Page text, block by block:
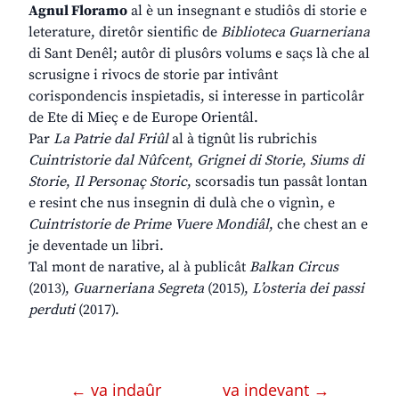
Agnul Floramo al è un insegnant e studiôs di storie e
leterature, diretôr sientific de Biblioteca Guarneriana
di Sant Denêl; autôr di plusôrs volums e saçs là che al
scrusigne i rivocs de storie par intivânt
corispondencis inspietadis, si interesse in particolâr
de Ete di Mieç e de Europe Orientâl.
Par La Patrie dal Friûlal à tignût lis rubrichis
Cuintristorie dal Nûfcent, Grignei di Storie, Siums di
Storie, Il Personaç Storic, scorsadis tun passât lontan
e resint che nus insegnin di dulà che o vignìn, e
Cuintristorie de Prime Vuere Mondiâl, che chest an e
je deventade un libri.
Tal mont de narative, al à publicât Balkan Circus
(2013), Guarneriana Segreta (2015), L’osteria dei passi
perduti(2017).
← va indaûr va indevant →